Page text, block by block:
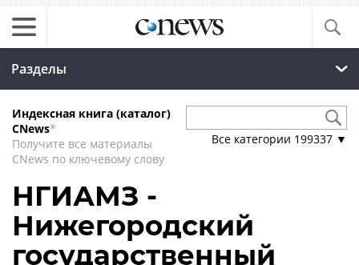
Разделы
Индексная книга (каталог)
CNews*
Получите все материалы
CNews по ключевому слову
Все категории 199337 ▼
НГИАМЗ -
Нижегородский
государственный